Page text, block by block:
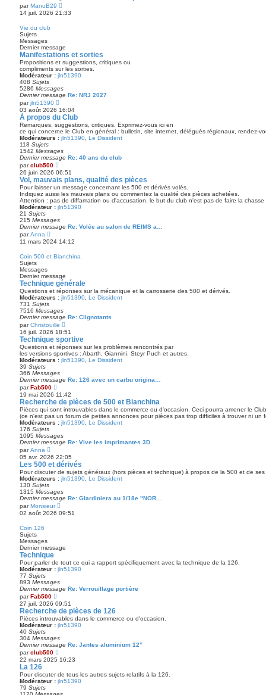
s
parManuB29
o
e
r
n
i
e
m
e
s
a
g
e
14 juil. 2026 21:33
Vie du club
Sujets
Messages
Dernier message
Manifestations et sorties
Propositions et suggestions, critiques ou
compliments sur les sorties.
Modérateur : jln51390
408 Sujets
5286 Messages
Dernier message Re: NRJ 2027
parjln51390
o
i
r
l
e
d
r
n
e
r
m
e
s
s
g
e
03 août 2026 16:04
À propos du Club
Remarques, suggestions, critiques. Exprimez-vous ici en
ce qui concerne le Club en général : bulletin, site internet, délégués régionaux, rendez-
Modérateurs : jln51390 Le Dissident
118 Sujets
1542 Messages
Dernier message Re: 40 ans du club
parclub500
o
i
r
e
d
e
n
i
r
e
a
g
e
26 juin 2026 06:51
Vol, mauvais plans, qualité des pièces
Pour laisser un message concernant les 500 et dérivés volés.
Indiquez aussi les mauvais plans ou commentez la qualité des pièces achetées.
Attention : pas de diffamation ou d'accusation, le but du club n'est pas de faire la
Modérateur : jln51390
21 Sujets
215 Messages
Dernier message Re: Volée au salon de REIMS a…
parAnna
o
i
l
e
r
n
i
r
m
e
s
s
a
g
e
11 mars 2024 14:12
Coin 500 et Bianchina
Sujets
Messages
Dernier message
Technique générale
Questions et réponses sur la mécanique et la carrosserie des 500 et dérivés.
Modérateurs : jln51390 Le Dissident
731 Sujets
7516 Messages
Dernier message Re: Clignotants
parChristouille
o
i
r
l
e
d
n
e
r
m
e
s
g
16 juil. 2026 18:51
Technique sportive
Questions et réponses sur les problèmes rencontrés par
les versions sportives : Abarth, Giannini, Steyr Puch et autres.
Modérateurs : jln51390 Le Dissident
39 Sujets
366 Messages
Dernier message Re: 126 avec un carbu origina…
parFab500
o
i
l
e
d
r
n
e
r
m
e
s
a
g
e
19 mai 2026 11:42
Recherche de pièces de 500 et Bianchina
Pièces qui sont introuvables dans le commerce ou d'occasion. Ceci pourra amener le
(ce n'est pas un forum de petites annonces pour pièces pas trop difficiles à trouver ni un
Modérateurs : jln51390 Le Dissident
176 Sujets
1095 Messages
Dernier message Re: Vive les imprimantes 3D
parAnna
o
r
l
e
e
r
n
i
s
s
a
g
e
05 avr. 2026 22:05
Les 500 et dérivés
Pour discuter de sujets généraux (hors pièces et technique) à propos de la 500 et de ses
Modérateurs : jln51390 Le Dissident
130 Sujets
1315 Messages
Dernier message Re: Giardiniera au 1/18e "NOR…
parMonsieur
o
i
e
n
i
m
s
s
a
g
e
02 août 2026 09:51
Coin 126
Sujets
Messages
Dernier message
Technique
Pour parler de tout ce qui a rapport spécifiquement avec la technique de la 126.
Modérateur : jln51390
77 Sujets
893 Messages
Dernier message Re: Verrouillage portière
parFab500
o
i
l
e
e
r
n
i
r
m
e
s
27 juil. 2026 09:51
Recherche de pièces de 126
Pièces introuvables dans le commerce ou d'occasion.
Modérateur : jln51390
40 Sujets
304 Messages
Dernier message Re: Jantes aluminium 12”
parclub500
o
l
e
22 mars 2025 16:23
La 126
Pour discuter de tous les autres sujets relatifs à la 126.
Modérateur : jln51390
79 Sujets